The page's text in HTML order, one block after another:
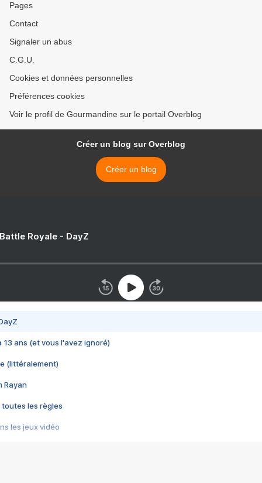
Pages
Contact
Signaler un abus
C.G.U.
Cookies et données personnelles
Préférences cookies
Voir le profil de Gourmandine sur le portail Overblog
Créer un blog sur Overblog
Créer un blog
Royale - DayZ
13 ans (et vous l'avez ignoré)
(littéralement)
Rayan
toutes les règles
les jeux vidéo